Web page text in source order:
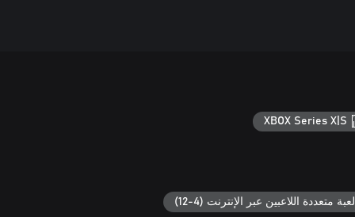
XBOX Series X|S
لعبة متعددة اللاعبين عبر الإنترنت (4-12)